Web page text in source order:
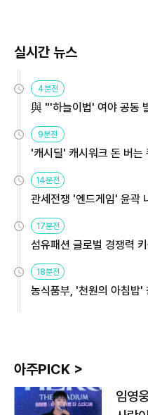
실시간 뉴스
4분전
與 "'하늘이법' 여야 공동
9분전
'캐시딜' 캐시워크 돈 버는
14분전
관세전쟁 '엔드게임' 윤곽
17분전
섬유패션 글로벌 경쟁력
18분전
농식품부, '천원의 아침밥
아주PICK >
임영